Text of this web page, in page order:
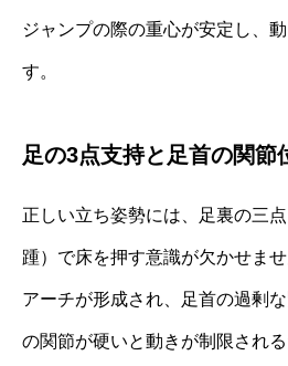
ジャンプの際の重心が安定し、
す。
足の3点支持と足首の関節
正しい立ち姿勢には、足裏の三
踵）で床を押す意識が欠かせま
アーチが形成され、足首の過剰
の関節が硬いと動きが制限され